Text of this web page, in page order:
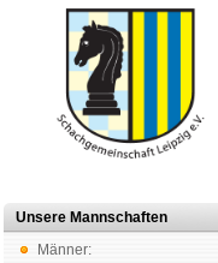
Unsere Mannschaften
Männer: